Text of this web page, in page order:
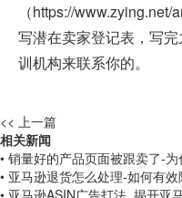
（https://www.zying.net/
写潜在卖家登记表，写
训机构来联系你的。
<< 上一篇
相关新闻
• 销量好的产品页面被跟卖了-
• 亚马逊退货怎么处理-如何有